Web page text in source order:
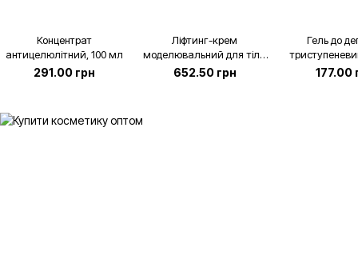
Концентрат
антицелюлітний, 100 мл
291.00 грн
Ліфтинг-крем
моделювальний для тіла
з охолоджувальним
ефектом, Серія Моделяж
652.50 грн
Гель до
177.00